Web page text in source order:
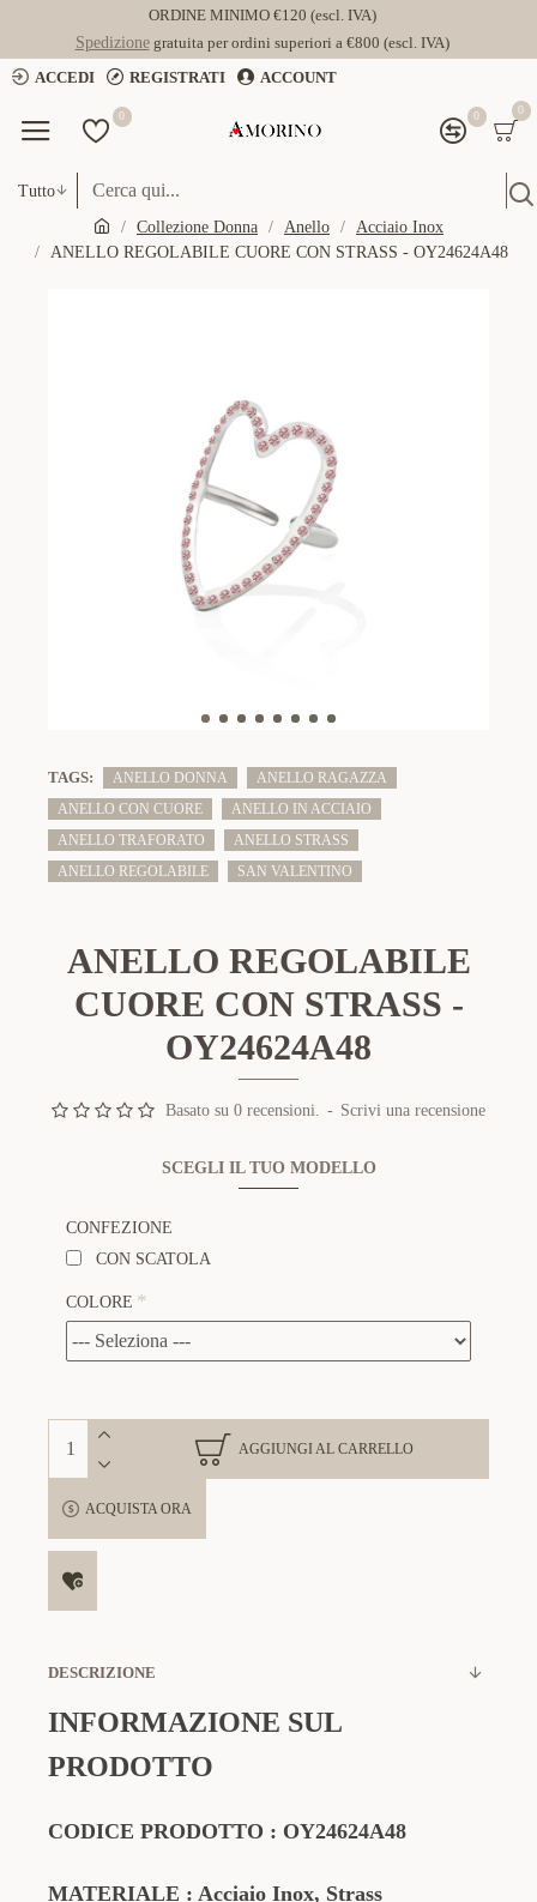
ORDINE MINIMO €120 (escl. IVA)
Spedizionegratuita per ordini superiori a €800 (escl. IVA)
ACCEDI
REGISTRATI ACCOUNT
0 0 0
Tutto
Collezione Donna Anello
Acciaio Inox
ANELLO REGOLABILE CUORE CON STRASS - OY24624A48
TAGS: ANELLO DONNA
ANELLO RAGAZZA
ANELLO CON CUORE
ANELLO IN ACCIAIO
ANELLO TRAFORATO
ANELLO STRASS
ANELLO REGOLABILE
SAN VALENTINO
ANELLO REGOLABILE
CUORE CON STRASS -
OY24624A48
Basato su 0 recensioni. - Scrivi una recensione
SCEGLI IL TUO MODELLO
CONFEZIONE
CON SCATOLA
COLORE
AGGIUNGI AL CARRELLO
ACQUISTA ORA
DESCRIZIONE
INFORMAZIONE SUL
PRODOTTO
CODICE PRODOTTO : OY24624A48
MATERIALE : Acciaio Inox, Strass